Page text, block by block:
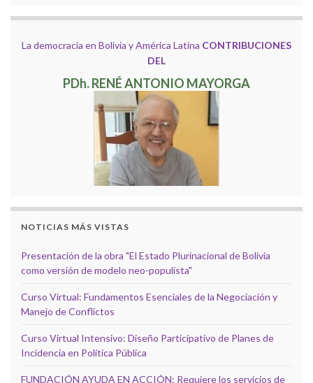
La democracia en Bolivia y América Latina CONTRIBUCIONES
DEL
PDh. RENÉ ANTONIO MAYORGA
NOTICIAS MÁS VISTAS
Presentación de la obra "El Estado Plurinacional de Bolivia
como versión de modelo neo-populista"
Curso Virtual: Fundamentos Esenciales de la Negociación y
Manejo de Conflictos
Curso Virtual Intensivo: Diseño Participativo de Planes de
Incidencia en Política Pública
FUNDACIÓN AYUDA EN ACCIÓN: Requiere los servicios de